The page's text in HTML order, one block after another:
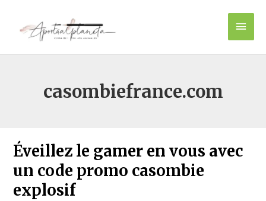
contenido
casombiefrance.com
Éveillez le gamer en vous avec
un code promo casombie
explosif